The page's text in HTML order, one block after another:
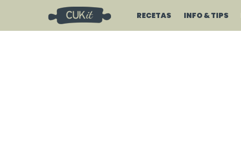
RECETAS INFO & TIPS